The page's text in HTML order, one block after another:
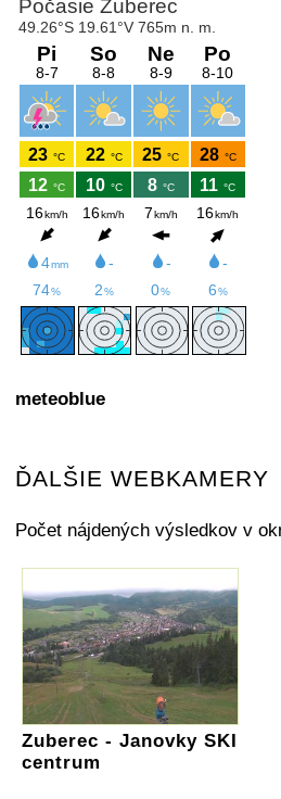
meteoblue
ĎALŠIE WEBKAMERY
Počet nájdených výsledkov v
Zuberec - Janovky SKI
centrum